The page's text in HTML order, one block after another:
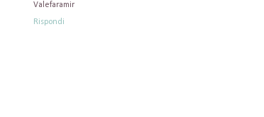
Valefaramir
Rispondi